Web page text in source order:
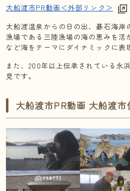
大船渡市PR動画＜外部リンク＞
大船渡温泉からの日の出、碁石海岸
漁場である三陸漁場の海の恵みを活
など海をテーマにダイナミックに表
また、200年以上伝承されている永
見です。
大船渡市PR動画 大船渡市